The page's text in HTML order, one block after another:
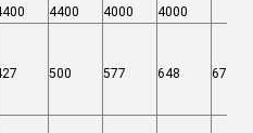
4400 4000 4000
500 577 648 675